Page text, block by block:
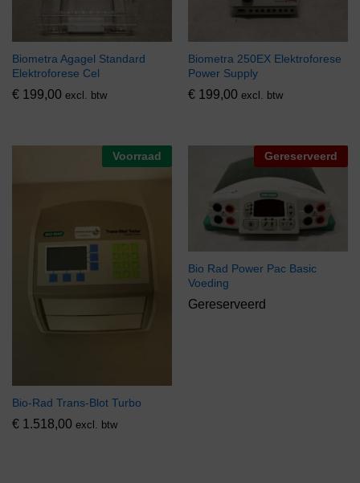
Biometra Agagel Standard
Elektroforese Cel
€ 199,00 excl. btw
Biometra 250EX Elektroforese
Power Supply
€ 199,00 excl. btw
Voorraad
Bio-Rad Trans-Blot Turbo
€ 1.518,00 excl. btw
Gereserveerd
Bio Rad Power Pac Basic
Voeding
Gereserveerd